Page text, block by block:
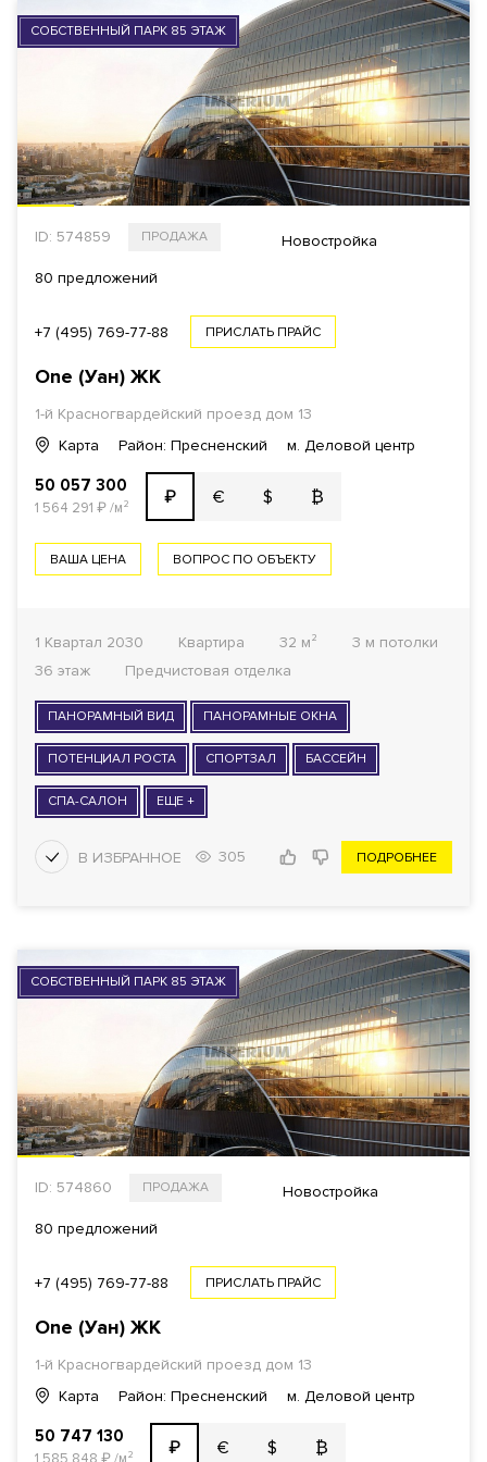
СОБСТВЕННЫЙ ПАРК 85 ЭТАЖ
ID: 574859 ПРОДАЖА Новостройка
80 предложений
+7 (495) 769-77-88 ПРИСЛАТЬ ПРАЙС
One (Уан) ЖК
1-й Красногвардейский проезд дом 13
Карта
Район: Пресненский м. Деловой центр
50 057 300
1 564 291 ₽/м² ₽ € $ ₿
ВАША ЦЕНА ВОПРОС ПО ОБЪЕКТУ
1 Квартал 2030 Квартира 32 м²
3 м потолки
36 этаж
Предчистовая отделка
ПАНОРАМНЫЙ ВИД ПАНОРАМНЫЕ ОКНА
ПОТЕНЦИАЛ РОСТА СПОРТЗАЛ БАССЕЙН
СПА-САЛОН ЕЩЕ +
305 ПОДРОБНЕЕ
СОБСТВЕННЫЙ ПАРК 85 ЭТАЖ
ID: 574860 ПРОДАЖА Новостройка
80 предложений
+7 (495) 769-77-88 ПРИСЛАТЬ ПРАЙС
One (Уан) ЖК
1-й Красногвардейский проезд дом 13
Карта
Район: Пресненский м. Деловой центр
50 747 130
₽ € $ ₿